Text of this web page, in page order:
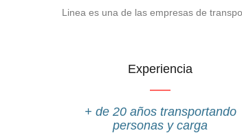
Linea es una de las empresas de
Experiencia
+ de 20 años transportando
personas y carga